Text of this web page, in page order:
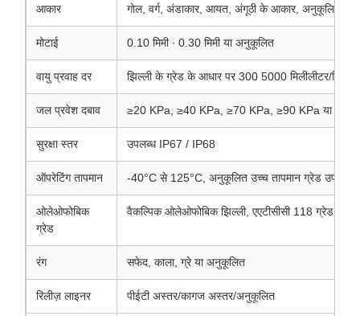
आकार गोल, वर्ग, अंडाकार, आयत, अंगूठी के आकार, अनुकूलित
मोटाई 0.10 मिमी ∙ 0.30 मिमी या अनुकूलित
वायु प्रवाह दर झिल्ली के ग्रेड के आधार पर 300 5000 मिलीलीटर/मिनट/
जल प्रवेश दबाव ≥20 KPa, ≥40 KPa, ≥70 KPa, ≥90 KPa या
सुरक्षा स्तर उपलब्ध IP67 / IP68
ऑपरेटिंग तापमान -40°C से 125°C, अनुकूलित उच्च तापमान ग्रेड उपलब्ध
ओलेओफोबिक
ग्रेड
वैकल्पिक ओलेओफोबिक झिल्ली, एएटीसीसी 118 ग्रेड 7
रंग सफेद, काला, ग्रे या अनुकूलित
रिलीज़ लाइनर पीईटी अस्तर/कागज अस्तर/अनुकूलित